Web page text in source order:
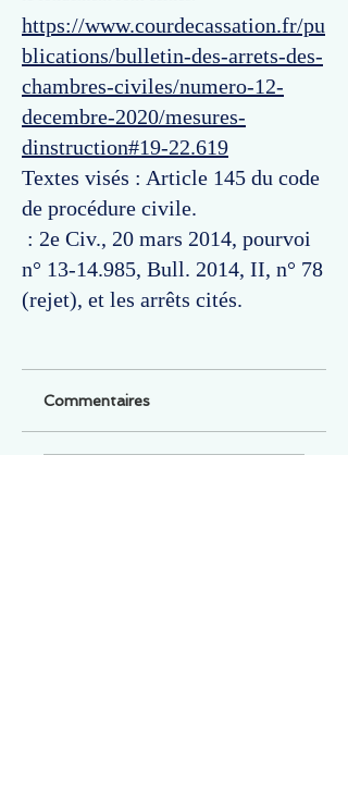
https://www.courdecassation.fr/pu
blications/bulletin-des-arrets-des-
chambres-civiles/numero-12-
decembre-2020/mesures-
dinstruction#19-22.619
Textes visés : Article 145 du code
de procédure civile.
: 2e Civ., 20 mars 2014, pourvoi
n° 13-14.985, Bull. 2014, II, n° 78
(rejet), et les arrêts cités.
Commentaires